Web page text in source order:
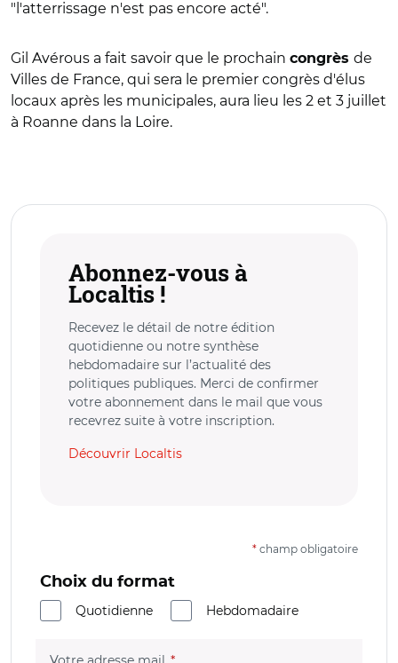
"l'atterrissage n'est pas encore acté".
Gil Avérous a fait savoir que le prochain congrès de
Villes de France, qui sera le premier congrès d'élus
locaux après les municipales, aura lieu les 2 et 3 juillet
à Roanne dans la Loire.
Abonnez-vous à
Localtis !
Recevez le détail de notre édition
quotidienne ou notre synthèse
hebdomadaire sur l’actualité des
politiques publiques. Merci de confirmer
votre abonnement dans le mail que vous
recevrez suite à votre inscription.
Découvrir Localtis
* champ obligatoire
Choix du format
Quotidienne
Hebdomadaire
(champ obligatoire)